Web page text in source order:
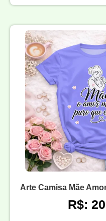
Arte Camisa Mãe
R$: